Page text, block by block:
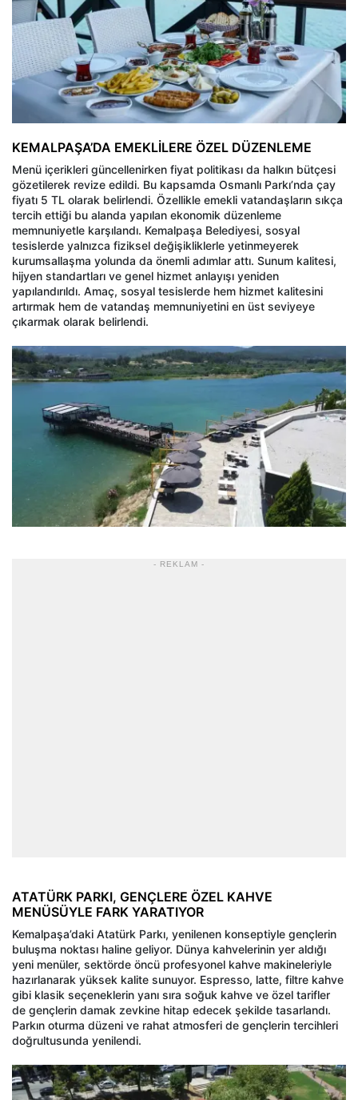
KEMALPAŞA’DA EMEKLİLERE ÖZEL DÜZENLEME
Menü içerikleri güncellenirken fiyat politikası da halkın bütçesi
gözetilerek revize edildi. Bu kapsamda Osmanlı Parkı’nda çay
fiyatı 5 TL olarak belirlendi. Özellikle emekli vatandaşların sıkça
tercih ettiği bu alanda yapılan ekonomik düzenleme
memnuniyetle karşılandı. Kemalpaşa Belediyesi, sosyal
tesislerde yalnızca fiziksel değişikliklerle yetinmeyerek
kurumsallaşma yolunda da önemli adımlar attı. Sunum kalitesi,
hijyen standartları ve genel hizmet anlayışı yeniden
yapılandırıldı. Amaç, sosyal tesislerde hem hizmet kalitesini
artırmak hem de vatandaş memnuniyetini en üst seviyeye
çıkarmak olarak belirlendi.
- REKLAM -
ATATÜRK PARKI, GENÇLERE ÖZEL KAHVE
MENÜSÜYLE FARK YARATIYOR
Kemalpaşa’daki Atatürk Parkı, yenilenen konseptiyle gençlerin
buluşma noktası haline geliyor. Dünya kahvelerinin yer aldığı
yeni menüler, sektörde öncü profesyonel kahve makineleriyle
hazırlanarak yüksek kalite sunuyor. Espresso, latte, filtre kahve
gibi klasik seçeneklerin yanı sıra soğuk kahve ve özel tarifler
de gençlerin damak zevkine hitap edecek şekilde tasarlandı.
Parkın oturma düzeni ve rahat atmosferi de gençlerin tercihleri
doğrultusunda yenilendi.